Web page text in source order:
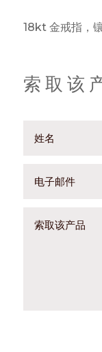
18kt 金戒指，
索取该